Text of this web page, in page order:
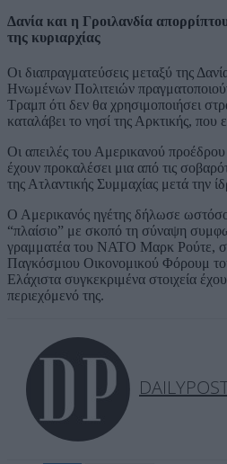
Δανία και η Γροιλανδία
της κυριαρχίας
Οι διαπραγματεύσεις μεταξύ της
Ηνωμένων Πολιτειών
Τραμπ ότι δεν θα χρησιμοποιήσει
καταλάβει το νησί της Αρκτικής,
Οι απειλές του Αμερικανού
έχουν προκαλέσει μια από τις
της Ατλαντικής Συμμαχίας μετά την
Ο Αμερικανός ηγέτης δήλωσε
“πλαίσιο” με σκοπό τη σύναψη
γραμματέα του ΝΑΤΟ Μαρκ Ρούτε,
Παγκόσμιου Οικονομικού Φόρουμ
Ελάχιστα συγκεκριμένα στοιχεία
περιεχόμενό της.